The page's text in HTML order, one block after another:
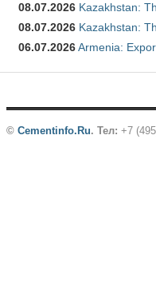
08.07.2026 Kazakhstan:
08.07.2026 Kazakhstan:
06.07.2026Armenia:
© Cementinfo.Ru. Тел: +7